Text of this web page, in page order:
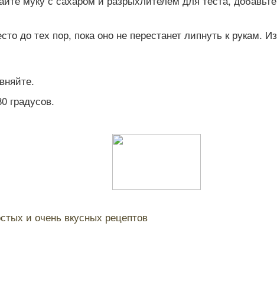
до тех пор, пока оно не перестанет липнуть к рукам.
градусов.
и очень вкусных рецептов